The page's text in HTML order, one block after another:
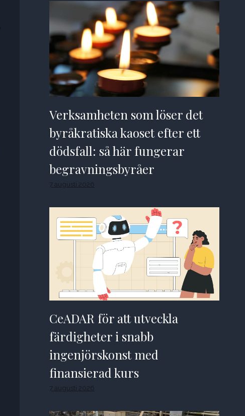
Verksamheten som löser det
byråkratiska kaoset efter ett
dödsfall: så här fungerar
begravningsbyråer
7 augusti 2026
CeADAR för att utveckla
färdigheter i snabb
ingenjörskonst med
finansierad kurs
7 augusti 2026